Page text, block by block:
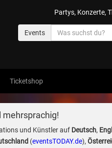
Partys, Konzerte,
Events
Ticketshop
mehrsprachig!
und Künstler auf Deutsch,
(eventsTODAY.de),